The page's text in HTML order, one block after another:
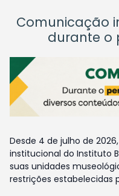
Comunicação
durante o
Desde 4 de julho de
institucional do Instituto
suas unidades
restrições estabelecidas